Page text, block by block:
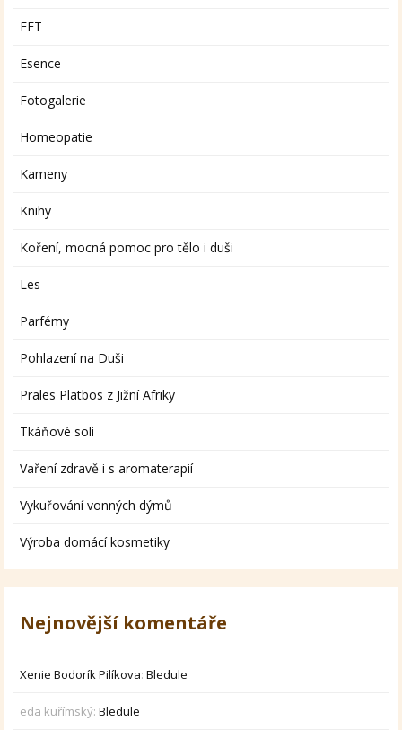
EFT
Esence
Fotogalerie
Homeopatie
Kameny
Knihy
Koření, mocná pomoc pro tělo i duši
Les
Parfémy
Pohlazení na Duši
Prales Platbos z Jižní Afriky
Tkáňové soli
Vaření zdravě i s aromaterapií
Vykuřování vonných dýmů
Výroba domácí kosmetiky
Nejnovější komentáře
Xenie Bodorík Pilíkova:Bledule
eda kuřímský:Bledule